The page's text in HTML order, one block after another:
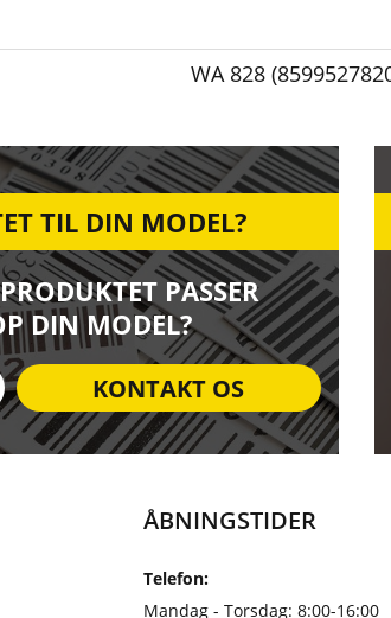
WA 828
TIL DIN MODEL?
PASSER
DIN MODEL?
KONTAKT OS
ÅBNINGSTIDER
Telefon:
Mandag - Torsdag: 8:00-16:00